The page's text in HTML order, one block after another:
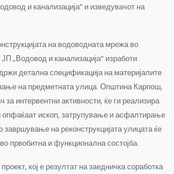
и канализација“ и изведувачот на
на водоводната мрежа во
„Водовод и канализација“ изработи
детална спецификација на материјалите
на предметната улица. Општина Карпош,
за интервентни активности, ќе ги реализира
опфаќаат ископ, затрупување и асфалтирање
завршување на реконструкцијата улицата ќе
првобитна и функционална состојба.
кој е резултат на заедничка соработка